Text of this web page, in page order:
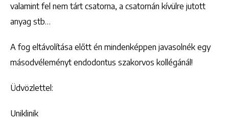
valamint fel nem tárt csatorna, a csatornán kívülre jutott
anyag stb…
A fog eltávolítása előtt én mindenképpen javasolnék egy
másodvéleményt endodontus szakorvos kollégánál!
Üdvözlettel:
Uniklinik